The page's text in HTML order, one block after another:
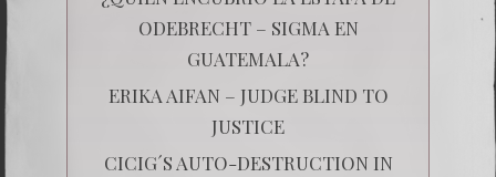
ODEBRECHT – SIGMA EN
GUATEMALA?
ERIKA AIFAN – JUDGE BLIND TO
JUSTICE
CICIG´S AUTO-DESTRUCTION IN